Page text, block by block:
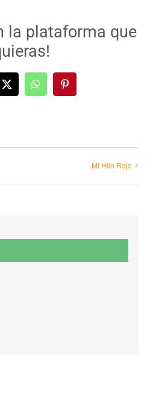
la plataforma que
X WhatsAppPinterest
Mi Hilo Rojo